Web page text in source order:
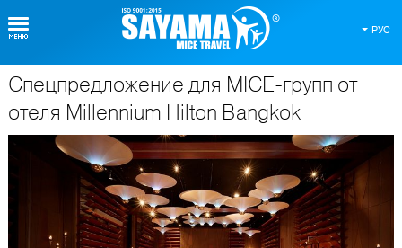
РУС
О Таиланде
Спецпредложение для MICE-групп от
отеля Millennium Hilton Bangkok